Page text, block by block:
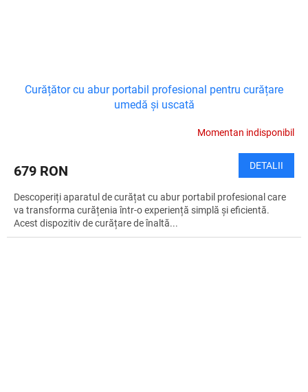
Curățător cu abur portabil profesional pentru curățare
umedă și uscată
Momentan indisponibil
679 RON DETALII
Descoperiți aparatul de curățat cu abur portabil profesional care
va transforma curățenia într-o experiență simplă și eficientă.
Acest dispozitiv de curățare de înaltă...